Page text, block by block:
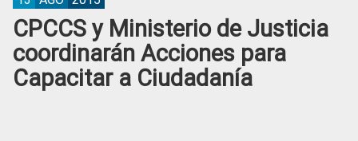
Participación
Ciudadana
Control
CPCCS y Ministerio de Justicia
coordinarán Acciones para
Capacitar a Ciudadanía